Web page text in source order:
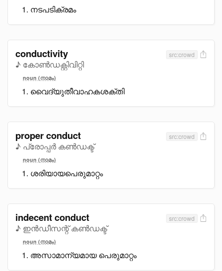
നടപടിക്രമം
conductivity
♪ കോൺഡക്റ്റിവിറ്റി
src:crowd
noun (നാമം)
വൈദ്യുതീവാഹകശക്തി
proper conduct
♪ പ്രോപ്പർ കൺഡക്ട്
src:crowd
noun (നാമം)
ശരിയായപെരുമാറ്റം
indecent conduct
♪ ഇൻഡീസന്റ് കൺഡക്ട്
src:crowd
noun (നാമം)
അസാമാന്യമായ പെരുമാറ്റം